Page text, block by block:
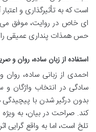
است که به تأثیرگذاری و
ای خاص در روایت، موفق می
حس همذات پنداری عمیقی را
استفاده از زبان ساده، روان و
احمدی از زبانی ساده،
سادگی در انتخاب واژگان
بدون درگیر شدن با پیچیدگی
کند. صراحت در بیان، به
تلخ است، اما به واقع گرایی